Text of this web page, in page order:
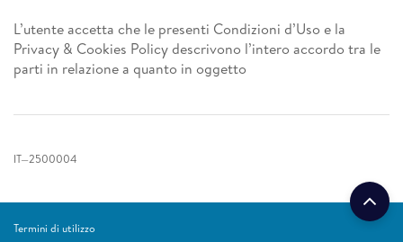
L’utente accetta che le presenti Condizioni d’Uso e la
Privacy & Cookies Policy descrivono l’intero accordo tra le
parti in relazione a quanto in oggetto
IT—2500004
Termini di utilizzo